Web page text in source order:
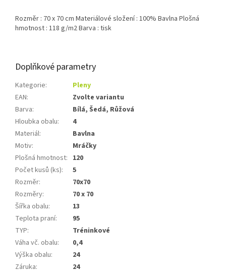
Rozměr : 70 x 70 cm Materiálové složení : 100% Bavlna Plošná
hmotnost : 118 g/m2 Barva : tisk
Doplňkové parametry
Kategorie:
Pleny
EAN:
Zvolte variantu
Barva:
Bílá, Šedá, Růžová
Hloubka obalu:
4
Materiál:
Bavlna
Motiv:
Mráčky
Plošná hmotnost: 120
Počet kusů (ks):
5
Rozměr:
70x70
Rozměry:
70 x 70
Šířka obalu:
13
Teplota praní:
95
TYP:
Tréninkové
Váha vč. obalu:
0,4
Výška obalu:
24
Záruka:
24